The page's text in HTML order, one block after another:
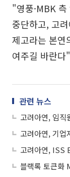
"영풍·MBK
중단하고, 고
제고라는 본연
여주길 바란
관련 뉴스
고려아연, 임직
고려아연, ISS
블랙록 토큰화